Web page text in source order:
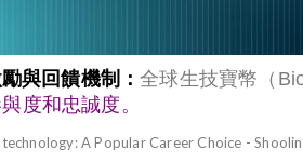
勵與回饋機制：全球生技寶幣（
度和忠誠度。